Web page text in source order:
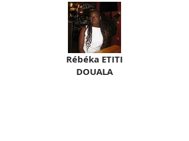
Rébéka ETITI
DOUALA